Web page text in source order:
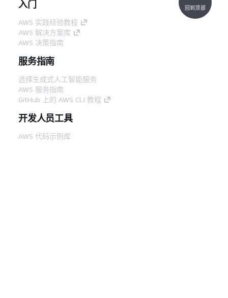
入门
AWS 实践经验教程
AWS 解决方案库
AWS 决策指南
服务指南
选择生成式人工智能服务
AWS 服务指南
GitHub 上的 AWS CLI 教程
开发人员工具
AWS 代码示例库
回到顶部